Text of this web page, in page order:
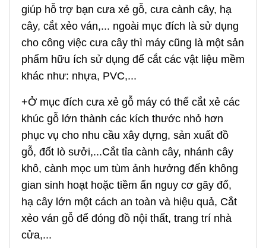
giúp hỗ trợ bạn cưa xẻ gỗ, cưa cành cây, hạ
cây, cắt xẻo ván,... ngoài mục đích là sử dụng
cho công việc cưa cây thì máy cũng là một sản
phẩm hữu ích sử dụng để cắt các vật liệu mềm
khác như: nhựa, PVC,...
+Ở mục đích cưa xẻ gỗ máy có thể cắt xẻ các
khúc gỗ lớn thành các kích thước nhỏ hơn
phục vụ cho nhu cầu xây dựng, sản xuất đồ
gỗ, đốt lò sưởi,...Cắt tỉa cành cây, nhánh cây
khô, cành mọc um tùm ảnh hưởng đến không
gian sinh hoạt hoặc tiềm ẩn nguy cơ gãy đổ,
hạ cây lớn một cách an toàn và hiệu quả, Cắt
xẻo ván gỗ để đóng đồ nội thất, trang trí nhà
cửa,...